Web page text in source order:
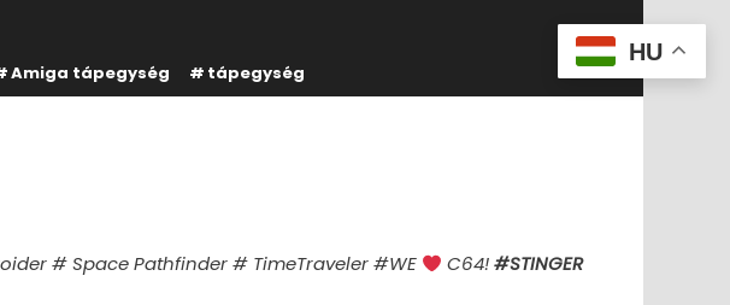
Amiga tápegység tápegység
# Space Pathfinder # TimeTraveler #WE C64!#STINGER
HU